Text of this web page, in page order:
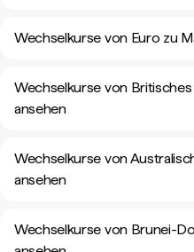
Wechselkurse von Euro zu
Wechselkurse von
ansehen
Wechselkurse von
ansehen
Wechselkurse von Brunei-